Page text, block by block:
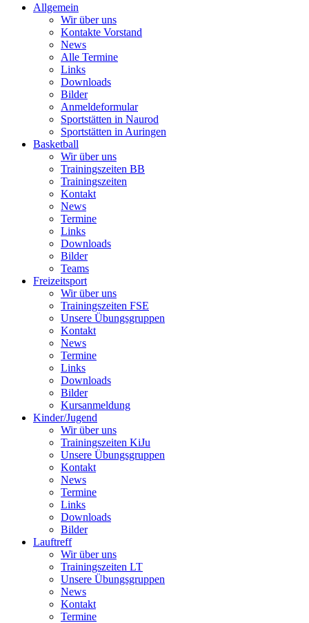
Allgemein
Wir über uns
Kontakte Vorstand
News
Alle Termine
Links
Downloads
Bilder
Anmeldeformular
Sportstätten in Naurod
Sportstätten in Auringen
Basketball
Wir über uns
Trainingszeiten BB
Trainingszeiten
Kontakt
News
Termine
Links
Downloads
Bilder
Teams
Freizeitsport
Wir über uns
Trainingszeiten FSE
Unsere Übungsgruppen
Kontakt
News
Termine
Links
Downloads
Bilder
Kursanmeldung
Kinder/Jugend
Wir über uns
Trainingszeiten KiJu
Unsere Übungsgruppen
Kontakt
News
Termine
Links
Downloads
Bilder
Lauftreff
Wir über uns
Trainingszeiten LT
Unsere Übungsgruppen
News
Kontakt
Termine